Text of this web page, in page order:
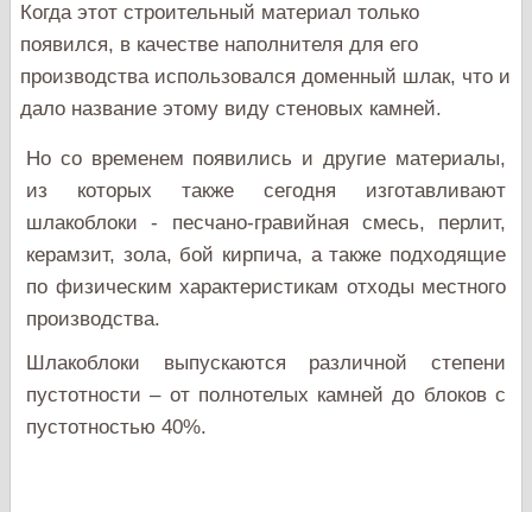
Когда этот строительный материал только
появился, в качестве наполнителя для его
производства использовался доменный шлак, что и
дало название этому виду стеновых камней.
Но со временем появились и другие материалы,
из которых также сегодня изготавливают
шлакоблоки - песчано-гравийная смесь, перлит,
керамзит, зола, бой кирпича, а также подходящие
по физическим характеристикам отходы местного
производства.
Шлакоблоки выпускаются различной степени
пустотности – от полнотелых камней до блоков с
пустотностью 40%.